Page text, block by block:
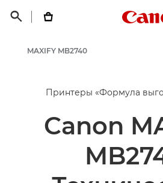
 
Принтеры Canon
Струйные принтеры для бизнеса - Inkjet
MAXIFY MB2740
Принтеры «Формула
Canon